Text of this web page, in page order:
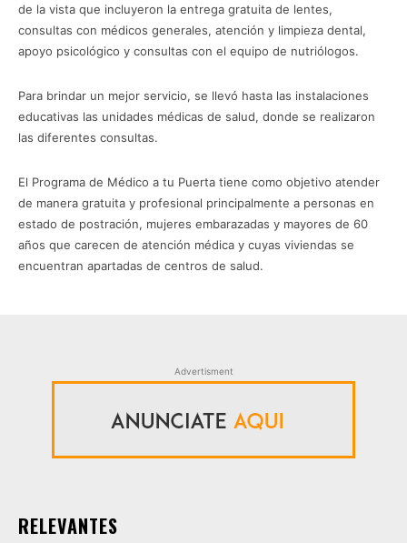
de la vista que incluyeron la entrega gratuita de lentes,
consultas con médicos generales, atención y limpieza dental,
apoyo psicológico y consultas con el equipo de nutriólogos.
Para brindar un mejor servicio, se llevó hasta las instalaciones
educativas las unidades médicas de salud, donde se realizaron
las diferentes consultas.
El Programa de Médico a tu Puerta tiene como objetivo atender
de manera gratuita y profesional principalmente a personas en
estado de postración, mujeres embarazadas y mayores de 60
años que carecen de atención médica y cuyas viviendas se
encuentran apartadas de centros de salud.
Advertisment
RELEVANTES